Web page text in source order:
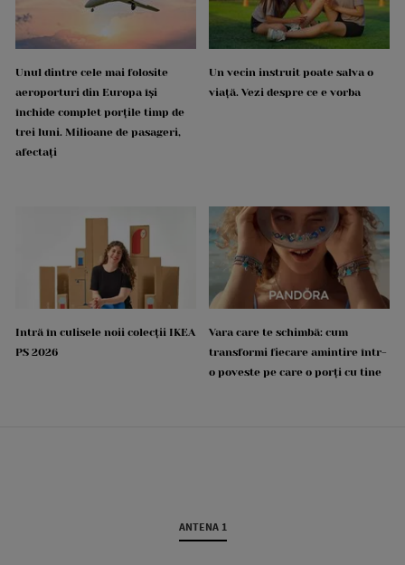
Unul dintre cele mai folosite
aeroporturi din Europa își
închide complet porțile timp de
trei luni. Milioane de pasageri,
afectați
Un vecin instruit poate salva o
viață. Vezi despre ce e vorba
Intră în culisele noii colecții IKEA
PS 2026
Vara care te schimbă: cum
transformi fiecare amintire într-
o poveste pe care o porți cu tine
ANTENA 1